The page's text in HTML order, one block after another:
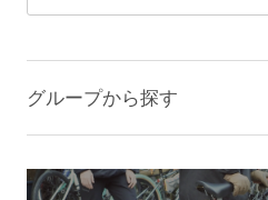
グループから探す